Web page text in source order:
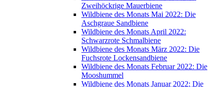
Zweihöckrige Mauerbiene
Wildbiene des Monats Mai 2022: Die
Aschgraue Sandbiene
Wildbiene des Monats April 2022:
Schwarzrote Schmalbiene
Wildbiene des Monats März 2022: Die
Fuchsrote Lockensandbiene
Wildbiene des Monats Februar 2022: Die
Mooshummel
Wildbiene des Monats Januar 2022: Die